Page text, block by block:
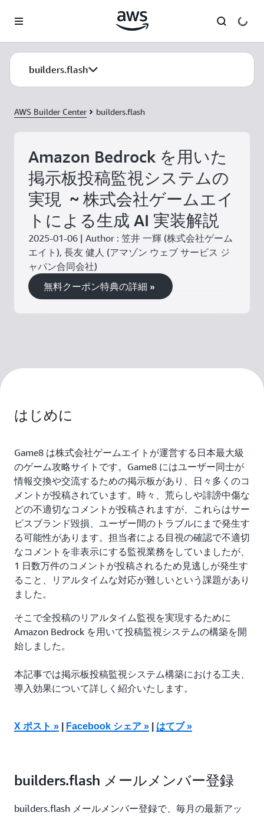
builders.flash
AWS Builder Center builders.flash
Amazon Bedrock を用いた
掲示板投稿監視システムの
実現 ~ 株式会社ゲームエイ
トによる生成 AI 実装解説
2025-01-06 | Author : 笠井 一輝 (株式会社ゲーム
エイト), 長友 健人 (アマゾン ウェブ サービス ジ
ャパン合同会社)
無料クーポン特典の詳細 »
はじめに
Game8 は株式会社ゲームエイトが運営する日本最大級
のゲーム攻略サイトです。Game8 にはユーザー同士が
情報交換や交流するための掲示板があり、日々多くのコ
メントが投稿されています。時々、荒らしや誹謗中傷な
どの不適切なコメントが投稿されますが、これらはサー
ビスブランド毀損、ユーザー間のトラブルにまで発生す
る可能性があります。担当者による目視の確認で不適切
なコメントを非表示にする監視業務をしていましたが、
1 日数万件のコメントが投稿されるため見逃しが発生す
ること、リアルタイムな対応が難しいという課題があり
ました。
そこで全投稿のリアルタイム監視を実現するために
Amazon Bedrock を用いて投稿監視システムの構築を開
始しました。
本記事では掲示板投稿監視システム構築における工夫、
導入効果について詳しく紹介いたします。
X ポスト » Facebook シェア » はてブ »
builders.flash メールメンバー登録
builders.flash メールメンバー登録で、毎月の最新アッ